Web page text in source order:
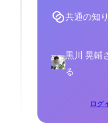
共通の知
黒川 晃輔
る
ログ